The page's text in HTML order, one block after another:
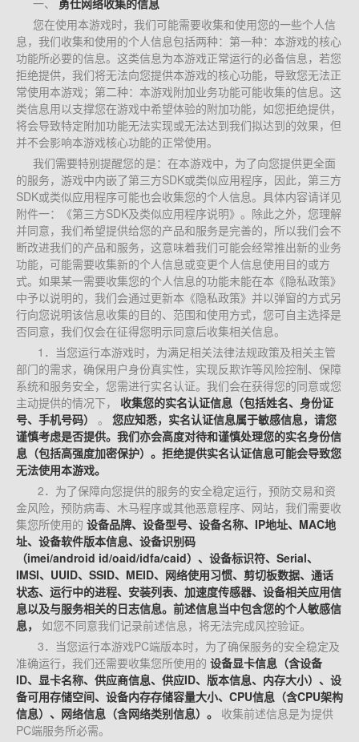
一、
勇仕网络收集的信息
您在使用本游戏时，我们可能需要收集和使用您的一些个人信
息，我们收集和使用的个人信息包括两种：第一种：本游戏的核心
功能所必要的信息。这类信息为本游戏正常运行的必备信息，若您
拒绝提供，我们将无法向您提供本游戏的核心功能，导致您无法正
常使用本游戏；第二种：本游戏附加业务功能可能收集的信息。这
类信息用以支撑您在游戏中希望体验的附加功能，如您拒绝提供，
将会导致特定附加功能无法实现或无法达到我们拟达到的效果，但
并不会影响本游戏核心功能的正常使用。
我们需要特别提醒您的是：在本游戏中，为了向您提供更全面
的服务，游戏中内嵌了第三方SDK或类似应用程序，因此，第三方
SDK或类似应用程序可能也会收集您的个人信息。具体内容请详见
附件一：《第三方SDK及类似应用程序说明》。除此之外，您理解
并同意，我们希望提供给您的产品和服务是完善的，所以我们会不
断改进我们的产品和服务，这意味着我们可能会经常推出新的业务
功能，可能需要收集新的个人信息或变更个人信息使用目的或方
式。如果某一需要收集您的个人信息的功能未能在本《隐私政策》
中予以说明的，我们会通过更新本《隐私政策》并以弹窗的方式另
行向您说明该信息收集的目的、范围和使用方式，您可自主选择是
否同意，我们仅会在征得您明示同意后收集相关信息。
1．当您运行本游戏时，为满足相关法律法规政策及相关主管
部门的需求，确保用户身份真实性，实现反欺诈等风险控制、保障
系统和服务安全，您需进行实名认证。我们会在获得您的同意或您
主动提供的情况下，
收集您的实名认证信息（包括姓名、身份证
号、手机号码）
。
您应知悉，实名认证信息属于敏感信息，请您
谨慎考虑是否提供。我们亦会高度对待和谨慎处理您的实名身份信
息（包括高强度加密保护）。拒绝提供实名认证信息可能会导致您
无法使用本游戏。
2．为了保障向您提供的服务的安全稳定运行，预防交易和资
金风险，预防病毒、木马程序或其他恶意程序、网站，我们需要收
集您所使用的 设备品牌、设备型号、设备名称、IP地址、MAC地
址、设备软件版本信息、设备识别码
（imei/android id/oaid/idfa/caid）、设备标识符、Serial、
IMSI、UUID、SSID、MEID、网络使用习惯、剪切板数据、通话
状态、运行中的进程、安装列表、加速度传感器、设备相关应用信
息以及与服务相关的日志信息。前述信息当中包含您的个人敏感信
息，
如您不同意我们记录前述信息，将无法完成风控验证。
3．当您运行本游戏PC端版本时，为了确保服务的安全稳定及
准确运行，我们还需要收集您所使用的 设备显卡信息（含设备
ID、显卡名称、供应商信息、供应ID、版本信息、内存大小）、设
备可用存储空间、设备内存存储容量大小、CPU信息（含CPU架构
信息）、网络信息（含网络类别信息）。
收集前述信息是为提供
PC端服务所必需。